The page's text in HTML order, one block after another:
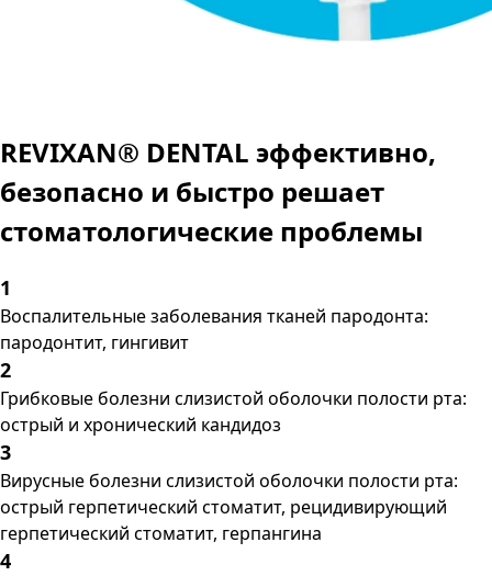
REVIXAN® DENTAL эффективно,
безопасно и быстро решает
стоматологические проблемы
1
Воспалительные заболевания тканей пародонта:
пародонтит, гингивит
2
Грибковые болезни слизистой оболочки полости рта:
острый и хронический кандидоз
3
Вирусные болезни слизистой оболочки полости рта:
острый герпетический стоматит, рецидивирующий
герпетический стоматит, герпангина
4